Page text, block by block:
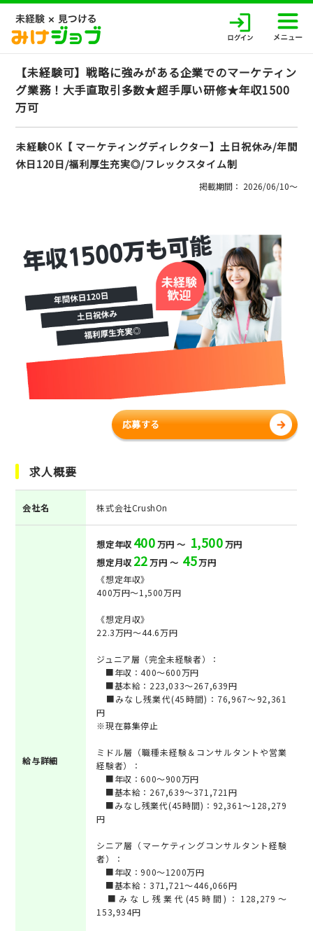
【未経験可】戦略に強みがある企業でのマーケティン
グ業務！大手直取引多数★超手厚い研修★年収1500
万可
未経験OK【 マーケティングディレクター】土日祝休み/年間
休日120日/福利厚生充実◎/フレックスタイム制
掲載期間： 2026/06/10〜
応募する
求人概要
会社名 株式会社CrushOn
給与詳細
想定年収 400万円 ～ 1,500万円
想定月収 22万円 ～ 45万円
《想定年収》
400万円～1,500万円
《想定月収》
22.3万円～44.6万円
ジュニア層（完全未経験者）：
■年収：400～600万円
■基本給：223,033～267,639円
■みなし残業代(45時間)：76,967～92,361
円
※現在募集停止
ミドル層（職種未経験＆コンサルタントや営業
経験者）：
■年収：600～900万円
■基本給：267,639～371,721円
■みなし残業代(45時間)：92,361～128,279
円
シニア層（マーケティングコンサルタント経験
者）：
■年収：900～1200万円
■基本給：371,721～446,066円
■みなし残業代(45時間)：128,279～
153,934円